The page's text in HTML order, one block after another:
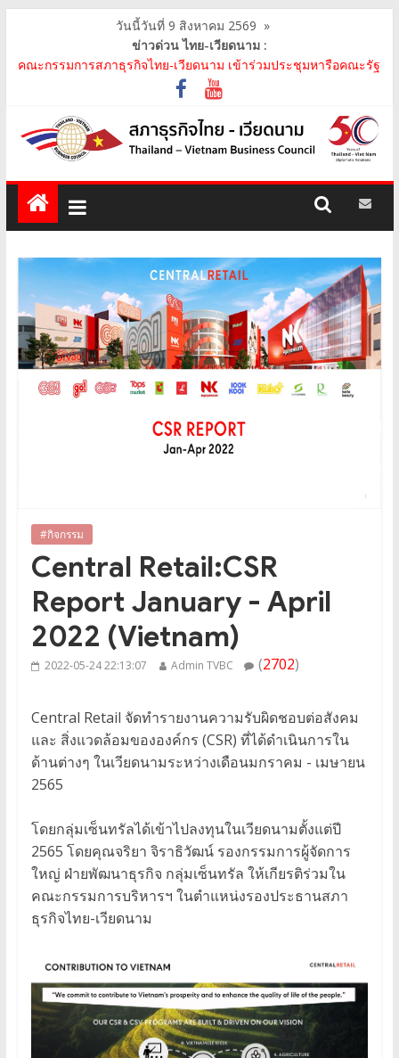
วันนี้วันที่ 9 สิงหาคม 2569 »
ข่าวด่วน ไทย-เวียดนาม :
คณะกรรมการสภาธุรกิจไทย-เวียดนามร่วมคณะนายกรัฐมนตรีเยือน
เวียดนาม อย่างเป็นทางการ เสริมสร้างความร่วมมื..
คณะกรรมการสภาธุรกิจไทย-เวียดนาม เข้าร่วมประชุมหารือคณะรัฐ
เวียดนาม The Central Steering Committee on ..
คณะกรรมการสภาธุรกิจไทย-เวียดนาม ประชุมหารือร่วมกับคณะผู้
แทนภาครัฐเวียดนาม จากคณะกรรมการประชาชน กรุงฮ..
คณะกรรมการสภาธุรกิจไทย-เวียดนาม เข้าร่วมงานวันคล้ายวัน
สถาปนา บริษัท ห้องปฏิบัติการกลาง (ประเทศไทย) จ..
สภาธุรกิจไทย-เวียดนาม เข้าร่วมงานสัมมนา "Investment and
#กิจกรรม
Central Retail:CSR
Report January - April
2022 (Vietnam)
2022-05-24 22:13:07 Admin TVBC (2702)
Central Retail จัดทำรายงานความรับผิดชอบต่อสังคม
และ สิ่งแวดล้อมขององค์กร (CSR) ที่ได้ดำเนินการใน
ด้านต่างๆ ในเวียดนามระหว่างเดือนมกราคม - เมษายน
2565
โดยกลุ่มเซ็นทรัลได้เข้าไปลงทุนในเวียดนามตั้งแต่ปี
2565 โดยคุณจริยา จิราธิวัฒน์ รองกรรมการผู้จัดการ
ใหญ่ ฝ่ายพัฒนาธุรกิจ กลุ่มเซ็นทรัล ให้เกียรติร่วมใน
คณะกรรมการบริหารฯ ในตำแหน่งรองประธานสภา
ธุรกิจไทย-เวียดนาม